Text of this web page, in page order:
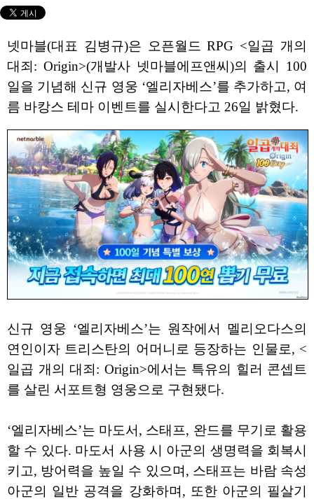
넷마블(대표 김병규)은 오픈월드 RPG <일곱 개의
대죄: Origin>(개발사 넷마블에프앤씨)의 출시 100
일을 기념해 신규 영웅 ‘엘리자베스’를 추가하고, 여
름 바캉스 테마 이벤트를 실시한다고 26일 밝혔다.
신규 영웅 ‘엘리자베스’는 원작에서 멜리오다스의
연인이자 트리스탄의 어머니로 등장하는 인물로, <
일곱 개의 대죄: Origin>에서는 특유의 힐러 콘셉트
를 살린 서포트형 영웅으로 구현됐다.
‘엘리자베스’는 마도서, 스태프, 완드를 무기로 활용
할 수 있다. 마도서 사용 시 아군의 생명력을 회복시
키고, 방어력을 높일 수 있으며, 스태프는 바람 속성
아군의 일반 공격을 강화하며, 또한 아군의 필살기